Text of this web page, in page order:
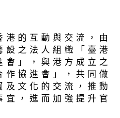
港的互動與交流，由
設之法人組織「臺港
會」，與港方成立之
作協進會」，共同做
及文化的交流，推動
宜，進而加強提升官